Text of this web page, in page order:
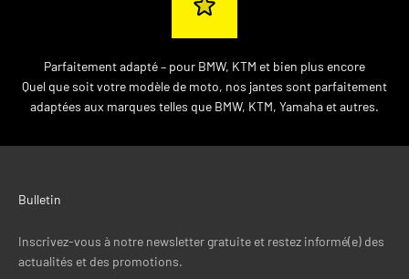
Parfaitement adapté – pour BMW, KTM et bien plus encore
Quel que soit votre modèle de moto, nos jantes sont parfaitement
adaptées aux marques telles que BMW, KTM, Yamaha et autres.
Bulletin
Inscrivez-vous à notre newsletter gratuite et restez informé(e) des
actualités et des promotions.